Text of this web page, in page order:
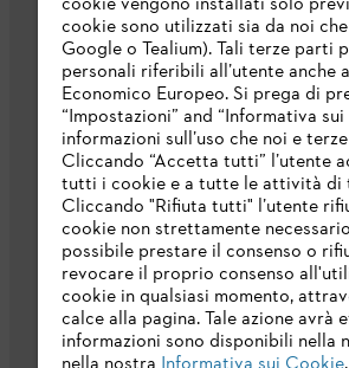
Chi siamo
Scarica il
STIHL
Termini e
cookie sono utilizzati sia da noi
Google o Tealium). Tali terze
personali riferibili all’utente anche
Economico Europeo. Si prega di
“Impostazioni” and “Informativa
informazioni sull’uso che noi e
Cliccando “Accetta tutti” l’utente
tutti i cookie e a tutte le attività di
Cliccando "Rifiuta tutti" l’utente
cookie non strettamente
possibile prestare il consenso o
revocare il proprio consenso
cookie in qualsiasi momento,
calce alla pagina. Tale azione
informazioni sono disponibili nella